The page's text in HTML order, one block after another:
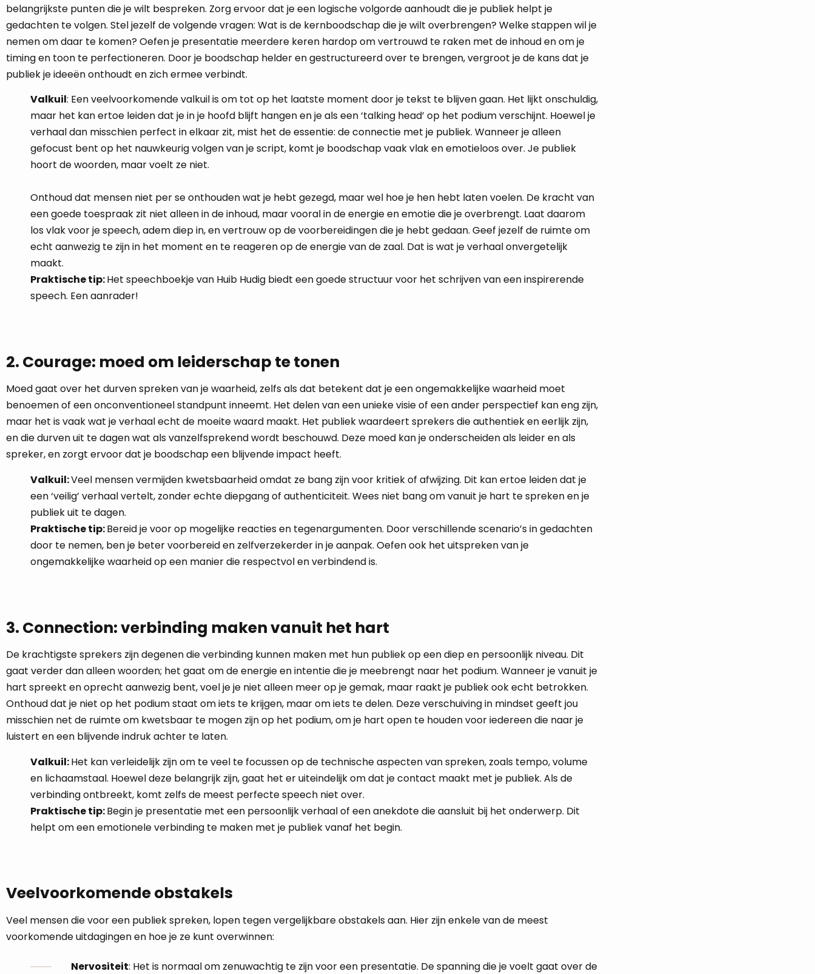
belangrijkste punten die je wilt bespreken. Zorg ervoor dat je een logische volgorde aanhoudt die je publiek helpt je
gedachten te volgen. Stel jezelf de volgende vragen: Wat is de kernboodschap die je wilt overbrengen? Welke stappen wil je
nemen om daar te komen? Oefen je presentatie meerdere keren hardop om vertrouwd te raken met de inhoud en om je
timing en toon te perfectioneren. Door je boodschap helder en gestructureerd over te brengen, vergroot je de kans dat je
publiek je ideeën onthoudt en zich ermee verbindt.
Valkuil: Een veelvoorkomende valkuil is om tot op het laatste moment door je tekst te blijven gaan. Het lijkt onschuldig,
maar het kan ertoe leiden dat je in je hoofd blijft hangen en je als een ‘talking head’ op het podium verschijnt. Hoewel je
verhaal dan misschien perfect in elkaar zit, mist het de essentie: de connectie met je publiek. Wanneer je alleen
gefocust bent op het nauwkeurig volgen van je script, komt je boodschap vaak vlak en emotieloos over. Je publiek
hoort de woorden, maar voelt ze niet.
Onthoud dat mensen niet per se onthouden wat je hebt gezegd, maar wel hoe je hen hebt laten voelen. De kracht van
een goede toespraak zit niet alleen in de inhoud, maar vooral in de energie en emotie die je overbrengt. Laat daarom
los vlak voor je speech, adem diep in, en vertrouw op de voorbereidingen die je hebt gedaan. Geef jezelf de ruimte om
echt aanwezig te zijn in het moment en te reageren op de energie van de zaal. Dat is wat je verhaal onvergetelijk
maakt.
Praktische tip:Het speechboekje van Huib Hudig biedt een goede structuur voor het schrijven van een inspirerende
speech. Een aanrader!
2. Courage: moed om leiderschap te tonen
Moed gaat over het durven spreken van je waarheid, zelfs als dat betekent dat je een ongemakkelijke waarheid moet
benoemen of een onconventioneel standpunt inneemt. Het delen van een unieke visie of een ander perspectief kan eng zijn,
maar het is vaak wat je verhaal echt de moeite waard maakt. Het publiek waardeert sprekers die authentiek en eerlijk zijn,
en die durven uit te dagen wat als vanzelfsprekend wordt beschouwd. Deze moed kan je onderscheiden als leider en als
spreker, en zorgt ervoor dat je boodschap een blijvende impact heeft.
Valkuil:Veel mensen vermijden kwetsbaarheid omdat ze bang zijn voor kritiek of afwijzing. Dit kan ertoe leiden dat je
een ‘veilig’ verhaal vertelt, zonder echte diepgang of authenticiteit. Wees niet bang om vanuit je hart te spreken en je
publiek uit te dagen.
Praktische tip:Bereid je voor op mogelijke reacties en tegenargumenten. Door verschillende scenario’s in gedachten
door te nemen, ben je beter voorbereid en zelfverzekerder in je aanpak. Oefen ook het uitspreken van je
ongemakkelijke waarheid op een manier die respectvol en verbindend is.
3. Connection: verbinding maken vanuit het hart
De krachtigste sprekers zijn degenen die verbinding kunnen maken met hun publiek op een diep en persoonlijk niveau. Dit
gaat verder dan alleen woorden; het gaat om de energie en intentie die je meebrengt naar het podium. Wanneer je vanuit je
hart spreekt en oprecht aanwezig bent, voel je je niet alleen meer op je gemak, maar raakt je publiek ook echt betrokken.
Onthoud dat je niet op het podium staat om iets te krijgen, maar om iets te delen. Deze verschuiving in mindset geeft jou
misschien net de ruimte om kwetsbaar te mogen zijn op het podium, om je hart open te houden voor iedereen die naar je
luistert en een blijvende indruk achter te laten.
Valkuil:Het kan verleidelijk zijn om te veel te focussen op de technische aspecten van spreken, zoals tempo, volume
en lichaamstaal. Hoewel deze belangrijk zijn, gaat het er uiteindelijk om dat je contact maakt met je publiek. Als de
verbinding ontbreekt, komt zelfs de meest perfecte speech niet over.
Praktische tip:Begin je presentatie met een persoonlijk verhaal of een anekdote die aansluit bij het onderwerp. Dit
helpt om een emotionele verbinding te maken met je publiek vanaf het begin.
Veelvoorkomende obstakels
Veel mensen die voor een publiek spreken, lopen tegen vergelijkbare obstakels aan. Hier zijn enkele van de meest
voorkomende uitdagingen en hoe je ze kunt overwinnen:
Nervositeit: Het is normaal om zenuwachtig te zijn voor een presentatie. De spanning die je voelt gaat over de